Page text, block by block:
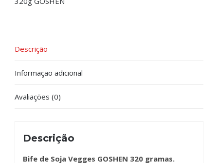
Descrição
Informação adicional
Avaliações (0)
Descrição
Bife de Soja Vegges GOSHEN 320 gramas.